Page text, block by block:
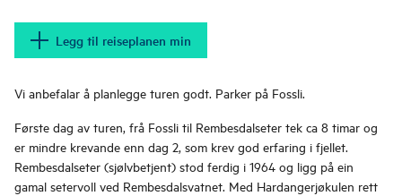
Legg til reiseplanen min
Vi anbefalar å planlegge turen godt. Parker på Fossli.
Første dag av turen, frå Fossli til Rembesdalseter tek ca 8 timar og
er mindre krevande enn dag 2, som krev god erfaring i fjellet.
Rembesdalseter (sjølvbetjent) stod ferdig i 1964 og ligg på ein
gamal setervoll ved Rembesdalsvatnet. Med Hardangerjøkulen rett